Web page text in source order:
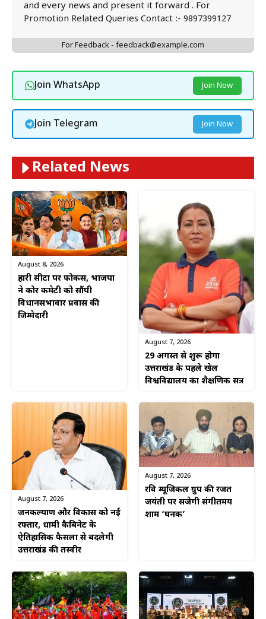
and every news and present it forward . For
Promotion Related Queries Contact :- 9897399127
For Feedback - feedback@example.com
Join WhatsApp Join Now
Join Telegram Join Now
Related News
August 8, 2026
हारी सीटों पर फोकस, भाजपा
ने कोर कमेटी को सौंपी
विधानसभावार प्रवास की
जिम्मेदारी
August 7, 2026
29 अगस्त से शुरू होगा
उत्तराखंड के पहले खेल
विश्वविद्यालय का शैक्षणिक सत्र
August 7, 2026
जनकल्याण और विकास को नई
रफ्तार, धामी कैबिनेट के
ऐतिहासिक फैसलों से बदलेगी
उत्तराखंड की तस्वीर
August 7, 2026
रवि म्यूजिकल ग्रुप की रजत
जयंती पर सजेगी संगीतमय
शाम ‘घनक’